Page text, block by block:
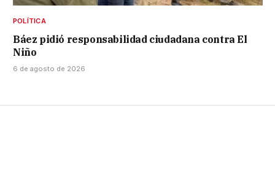
POLÍTICA
Báez pidió responsabilidad ciudadana contra El
Niño
6 de agosto de 2026